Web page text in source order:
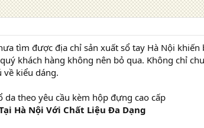
tìm được địa chỉ sản xuất sổ tay Hà Nội
khách hàng không nên bỏ qua. Không chỉ
về kiểu dáng.
da theo yêu cầu kèm hộp đựng cao cấp
Hà Nội Với Chất Liệu Đa Dạng